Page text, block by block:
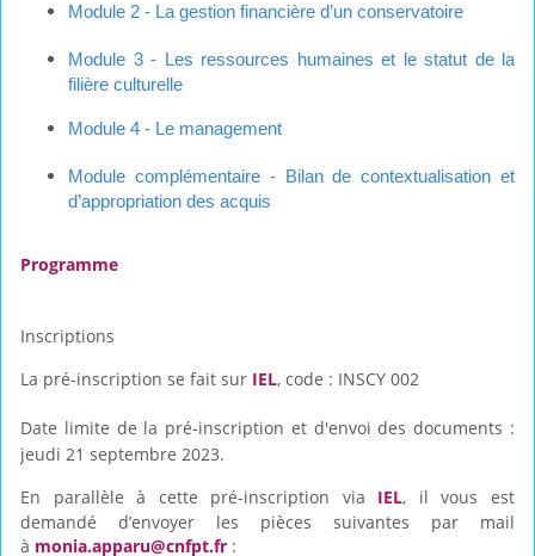
Module 2 - La gestion financière d’un conservatoire
Module 3 - Les ressources humaines et le statut de la
filière culturelle
Module 4 - Le management
Module complémentaire - Bilan de contextualisation et
d’appropriation des acquis
Programme
Inscriptions
La pré-inscription se fait sur IEL, code : INSCY 002
Date limite de la pré-inscription et d'envoi des documents :
jeudi 21 septembre 2023.
En parallèle à cette pré-inscription via IEL, il vous est
demandé d’envoyer les pièces suivantes par mail
à monia.apparu@cnfpt.fr :